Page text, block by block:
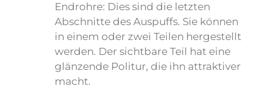
Endrohre: Dies sind die letzten
Abschnitte des Auspuffs. Sie können
in einem oder zwei Teilen hergestellt
werden. Der sichtbare Teil hat eine
glänzende Politur, die ihn attraktiver
macht.